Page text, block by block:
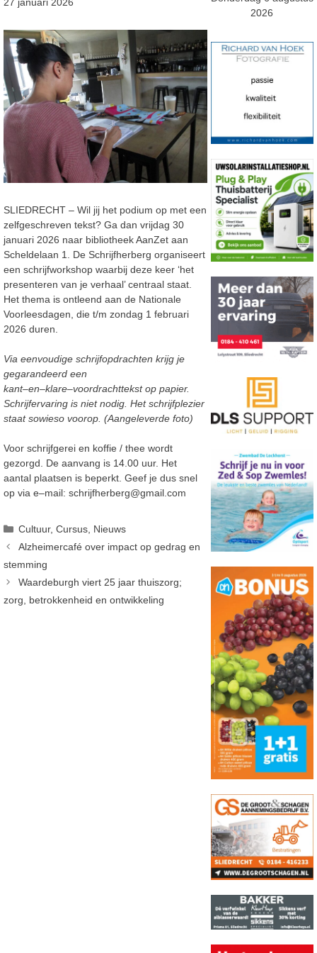
27 januari 2026
SLIEDRECHT – Wil jij het podium op met een
zelfgeschreven tekst? Ga dan vrijdag 30
januari 2026 naar bibliotheek AanZet aan
Scheldelaan 1. De Schrijfherberg organiseert
een schrijfworkshop waarbij deze keer ‘het
presenteren van je verhaal’centraal staat.
Het thema is ontleend aan de Nationale
Voorleesdagen, die t/m zondag 1 februari
2026 duren.
Via eenvoudige schrijfopdrachten krijg je
gegarandeerd een
kant–en–klare–voordrachttekst op papier.
Schrijfervaring is niet nodig. Hetschrijfplezier
staat sowieso voorop. (Aangeleverde foto)
Voor schrijfgerei en koffie / thee wordt
gezorgd. De aanvang is 14.00 uur. Het
aantal plaatsen is beperkt. Geef je dus snel
op via e–mail: schrijfherberg@gmail.com
Categorieën
Cultuur,Cursus, Nieuws
Alzheimercafé over impact op gedrag en
stemming
Waardeburgh viert 25 jaar thuiszorg;
zorg, betrokkenheid en ontwikkeling
2026